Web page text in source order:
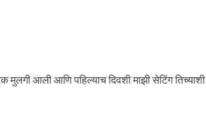
आली आणि पहिल्याच दिवशी माझी सेटिंग तिच्याशी